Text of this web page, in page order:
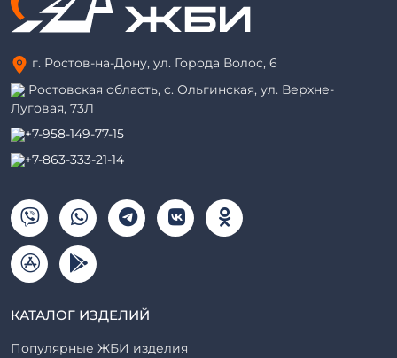
г. Ростов-на-Дону, ул. Города Волос, 6
Ростовская область, с. Ольгинская, ул. Верхне-
Луговая, 73Л
+7-958-149-77-15
+7-863-333-21-14
КАТАЛОГ ИЗДЕЛИЙ
Популярные ЖБИ изделия